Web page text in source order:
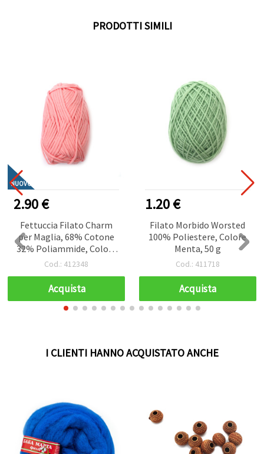
PRODOTTI SIMILI
NUOVO
2.90 €
Fettuccia Filato Charm
per Maglia, 68% Cotone
32% Poliammide, Colore
Rosa, 50 g
Cod.: 412348
Acquista
1.20 €
Filato Morbido Worsted
100% Poliestere, Colore
Menta, 50 g
Cod.: 411718
Acquista
I CLIENTI HANNO ACQUISTATO ANCHE